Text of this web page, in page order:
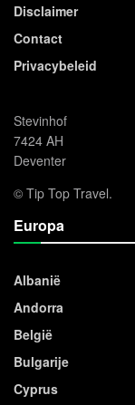
Disclaimer
Contact
Privacybeleid
Stevinhof
7424 AH
Deventer
© Tip Top Travel.
Europa
Albanië
Andorra
België
Bulgarije
Cyprus